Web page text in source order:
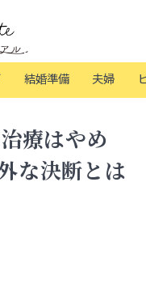
結婚準備 夫婦
療はやめ
な決断とは